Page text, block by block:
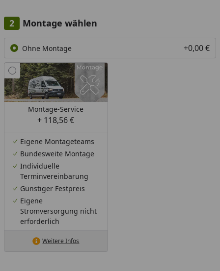
Montage wählen
Ohne Montage +0,00 €
Montage-Service
+ 118,56 €
Eigene Montageteams
Bundesweite Montage
Individuelle
Terminvereinbarung
Günstiger Festpreis
Eigene
Stromversorgung nicht
erforderlich
Weitere Infos